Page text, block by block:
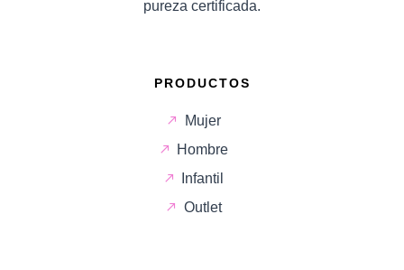
pureza certificada.
PRODUCTOS
Mujer
Hombre
Infantil
Outlet